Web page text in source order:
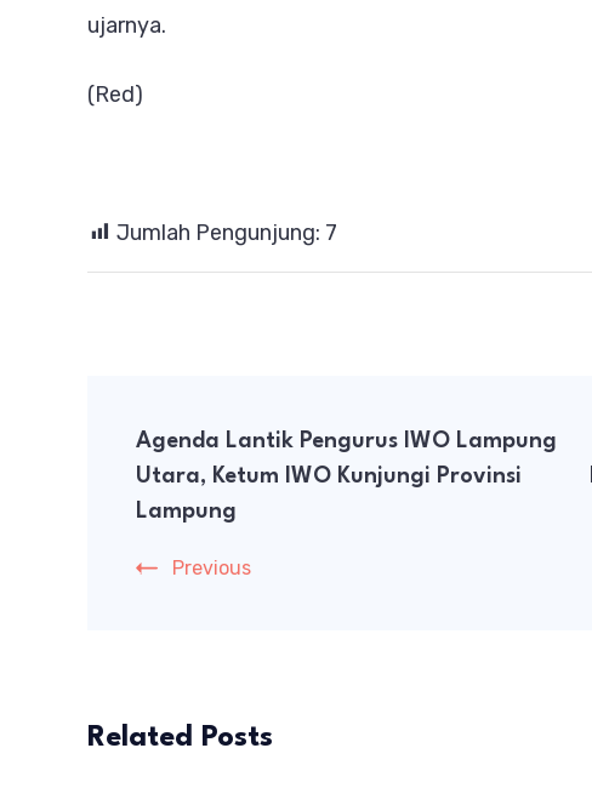
ujarnya.
(Red)
Jumlah Pengunjung: 7
Navigation
Agenda Lantik Pengurus IWO Lampung
Utara, Ketum IWO Kunjungi Provinsi
Lampung
Previous
Related Posts